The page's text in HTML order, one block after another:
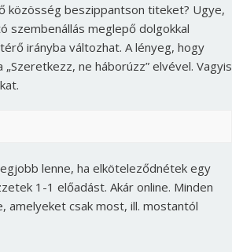
közösség beszippantson titeket? Ugye,
szembenállás meglepő dolgokkal
irányba változhat. A lényeg, hogy
ne háborúzz” elvével. Vagyis
lenne, ha elköteleződnétek egy
1-1 előadást. Akár online. Minden
csak most, ill. mostantól